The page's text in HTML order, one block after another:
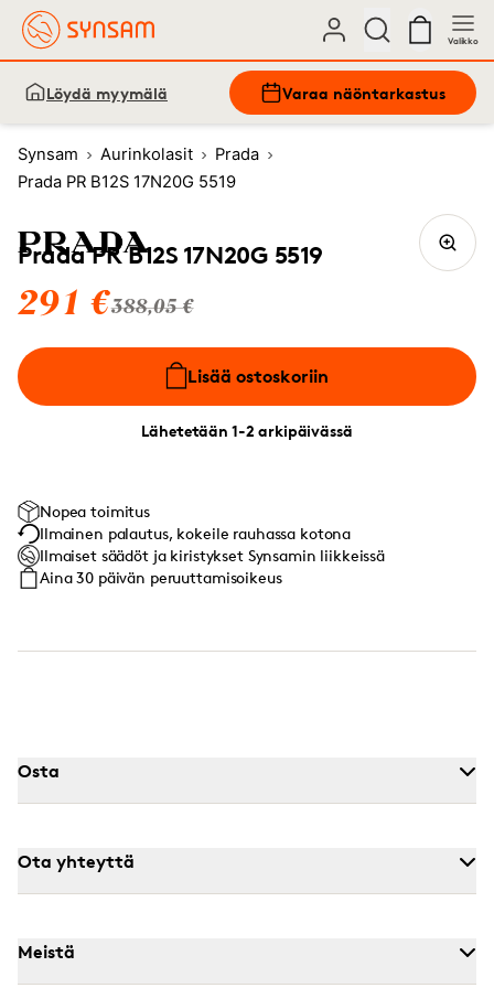
Valikko
Löydä myymälä Varaa näöntarkastus
Synsam Aurinkolasit
Prada
Prada PR B12S 17N20G 5519
Prada PR B12S 17N20G 5519
291 €388,05 €
Lisää ostoskoriin
Lähetetään 1-2 arkipäivässä
Nopea toimitus
Ilmainen palautus, kokeile rauhassa kotona
Ilmaiset säädöt ja kiristykset Synsamin liikkeissä
Aina 30 päivän peruuttamisoikeus
Osta
Ota yhteyttä
Meistä